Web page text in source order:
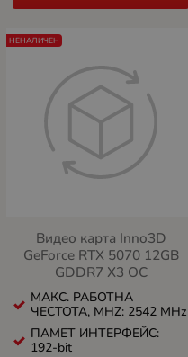
Видео карта Inno3D
GeForce RTX 5070 12GB
GDDR7 X3 OC
МАКС. РАБОТНА
ЧЕСТОТА, MHZ: 2542 MHz
ПАМЕТ ИНТЕРФЕЙС:
192-bit
НЕНАЛИЧЕН